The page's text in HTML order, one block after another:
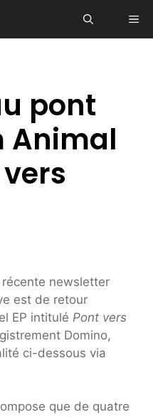
pont
Animal
newsletter
est de retour
EP intitulé Pont vers
Domino,
ci-dessous via
que de quatre